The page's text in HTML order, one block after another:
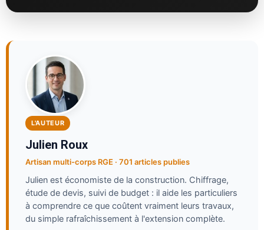
L'AUTEUR
Julien Roux
Artisan multi-corps RGE · 701 articles publies
Julien est économiste de la construction. Chiffrage,
étude de devis, suivi de budget : il aide les particuliers
à comprendre ce que coûtent vraiment leurs travaux,
du simple rafraîchissement à l'extension complète.